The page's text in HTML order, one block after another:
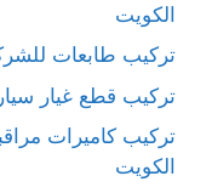
الكويت
تركيب طابعات
تركيب قطع غيار
الكويت